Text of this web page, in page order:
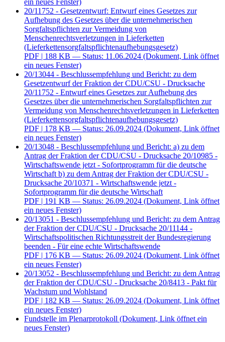
ein neues Fenster)
20/11752 - Gesetzentwurf: Entwurf eines Gesetzes zur
Aufhebung des Gesetzes über die unternehmerischen
Sorgfaltspflichten zur Vermeidung von
Menschenrechtsverletzungen in Lieferketten
(Lieferkettensorgfaltspflichtenaufhebungsgesetz)
PDF | 188 KB — Status: 11.06.2024 (Dokument, Link öffnet
ein neues Fenster)
20/13044 - Beschlussempfehlung und Bericht: zu dem
Gesetzentwurf der Fraktion der CDU/CSU - Drucksache
20/11752 - Entwurf eines Gesetzes zur Aufhebung des
Gesetzes über die unternehmerischen Sorgfaltspflichten zur
Vermeidung von Menschenrechtsverletzungen in Lieferketten
(Lieferkettensorgfaltspflichtenaufhebungsgesetz)
PDF | 178 KB — Status: 26.09.2024 (Dokument, Link öffnet
ein neues Fenster)
20/13048 - Beschlussempfehlung und Bericht: a) zu dem
Antrag der Fraktion der CDU/CSU - Drucksache 20/10985 -
Wirtschaftswende jetzt - Sofortprogramm für die deutsche
Wirtschaft b) zu dem Antrag der Fraktion der CDU/CSU -
Drucksache 20/10371 - Wirtschaftswende jetzt -
Sofortprogramm für die deutsche Wirtschaft
PDF | 191 KB — Status: 26.09.2024 (Dokument, Link öffnet
ein neues Fenster)
20/13051 - Beschlussempfehlung und Bericht: zu dem Antrag
der Fraktion der CDU/CSU - Drucksache 20/11144 -
Wirtschaftspolitischen Richtungsstreit der Bundesregierung
beenden - Für eine echte Wirtschaftswende
PDF | 176 KB — Status: 26.09.2024 (Dokument, Link öffnet
ein neues Fenster)
20/13052 - Beschlussempfehlung und Bericht: zu dem Antrag
der Fraktion der CDU/CSU - Drucksache 20/8413 - Pakt für
Wachstum und Wohlstand
PDF | 182 KB — Status: 26.09.2024 (Dokument, Link öffnet
ein neues Fenster)
Fundstelle im Plenarprotokoll (Dokument, Link öffnet ein
neues Fenster)